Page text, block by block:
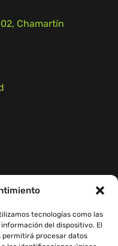
tecnologías como las
del dispositivo. El
permitirá procesar datos
Chamartín
Pozuelo de Alarcón